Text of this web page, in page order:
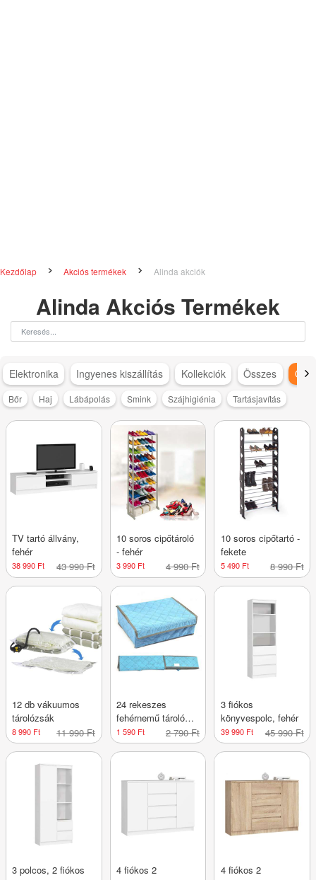
Kezdőlap Akciós termékek Alinda akciók
Alinda Akciós Termékek
Elektronika Ingyenes kiszállítás Kollekciók Összes
Bőr Haj Lábápolás Smink Szájhigiénia Tartásjavítás
TV tartó állvány,
fehér
38 990 Ft 43 990 Ft
10 soros cipőtároló
- fehér
3 990 Ft 4 990 Ft
10 soros cipőtartó -
fekete
5 490 Ft 8 990 Ft
12 db vákuumos
tárolózsák
8 990 Ft 11 990 Ft
24 rekeszes
fehérnemű tároló
doboz
1 590 Ft 2 790 Ft
3 fiókos
könyvespolc, fehér
39 990 Ft 45 990 Ft
3 polcos, 2 fiókos
4 fiókos 2
4 fiókos 2